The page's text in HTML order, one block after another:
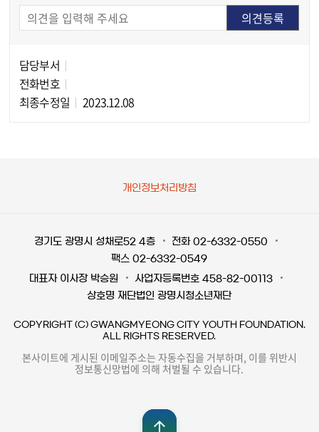
담당부서
전화번호
최종수정일
2023.12.08
개인정보처리방침
경기도 광명시 성채로52 4층
전화 02-6332-0550
팩스 02-6332-0549
대표자 이사장 박승원
사업자등록번호 458-82-00113
상호명 재단법인 광명시청소년재단
COPYRIGHT (C) GWANGMYEONG CITY YOUTH FOUNDATION.
ALL RIGHTS RESERVED.
본사이트에 게시된 이메일주소는 자동수집을 거부하며, 이를 위반시
정보통신망법에 의해 처벌될 수 있습니다.